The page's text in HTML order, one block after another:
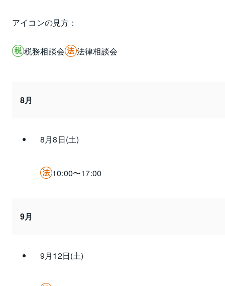
アイコンの見方：
税務相談会 法律相談会
8月
8月8日(土)
10:00〜17:00
9月
9月12日(土)